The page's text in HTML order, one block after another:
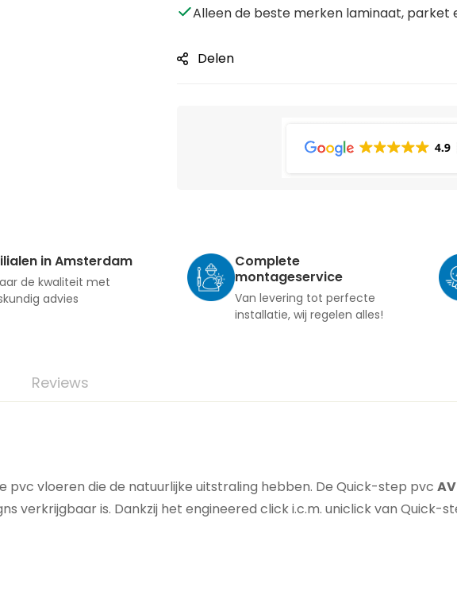
Alleen de beste merken laminaat, parket
Delen
in Amsterdam
de kwaliteit met
advies
Complete
montageservice
Van levering tot perfecte
installatie, wij regelen alles!
Reviews
pvc vloeren die de natuurlijke uitstraling hebben. De Quick-step pvc
verkrijgbaar is. Dankzij het engineered click i.c.m. uniclick van Quick-